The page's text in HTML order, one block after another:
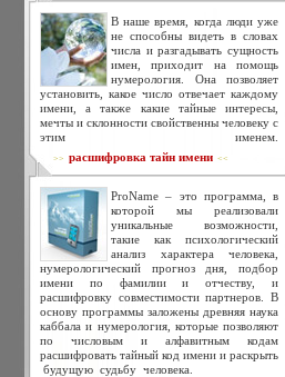
В наше время, когда люди уже
не способны видеть в словах
числа и разгадывать сущность
имен, приходит на помощь
нумерология. Она позволяет
установить, какое число отвечает каждому
имени, а также какие тайные интересы,
мечты и склонности свойственны человеку с
этим именем.
>> расшифровка тайн имени <<
ProName – это программа, в
которой мы реализовали
уникальные возможности,
такие как психологический
анализ характера человека,
нумерологический прогноз дня, подбор
имени по фамилии и отчеству, и
расшифровку совместимости партнеров. В
основу программы заложены древняя наука
каббала и нумерология, которые позволяют
по числовым и алфавитным кодам
расшифровать тайный код имени и раскрыть
будущую судьбу человека.